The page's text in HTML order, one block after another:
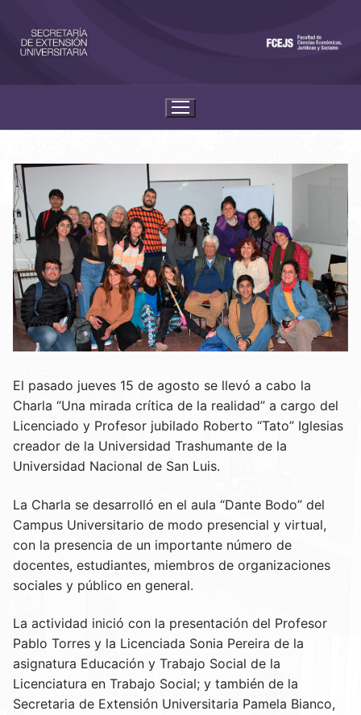
El pasado jueves 15 de agosto se llevó a cabo la
Charla “Una mirada crítica de la realidad” a cargo del
Licenciado y Profesor jubilado Roberto “Tato” Iglesias
creador de la Universidad Trashumante de la
Universidad Nacional de San Luis.
La Charla se desarrolló en el aula “Dante Bodo” del
Campus Universitario de modo presencial y virtual,
con la presencia de un importante número de
docentes, estudiantes, miembros de organizaciones
sociales y público en general.
La actividad inició con la presentación del Profesor
Pablo Torres y la Licenciada Sonia Pereira de la
asignatura Educación y Trabajo Social de la
Licenciatura en Trabajo Social; y también de la
Secretaria de Extensión Universitaria Pamela Bianco,